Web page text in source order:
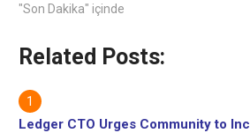
"Son Dakika" içinde
Related Posts:
Ledger CTO Urges Community to